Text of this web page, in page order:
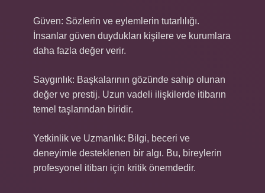
Güven: Sözlerin ve eylemlerin tutarlılığı.
İnsanlar güven duydukları kişilere ve kurumlara
daha fazla değer verir.
Saygınlık: Başkalarının gözünde sahip olunan
değer ve prestij. Uzun vadeli ilişkilerde itibarın
temel taşlarından biridir.
Yetkinlik ve Uzmanlık: Bilgi, beceri ve
deneyimle desteklenen bir algı. Bu, bireylerin
profesyonel itibarı için kritik önemdedir.